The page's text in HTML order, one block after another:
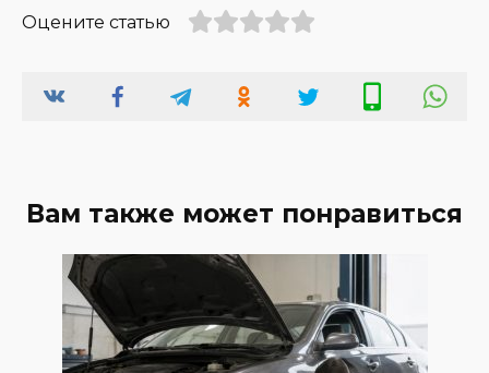
Оцените статью
Вам также может понравиться